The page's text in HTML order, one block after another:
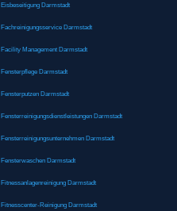
Eisbeseitigung Darmstadt
Fachreinigungsservice Darmstadt
Facility Management Darmstadt
Fensterpflege Darmstadt
Fensterputzen Darmstadt
Fensterreinigungsdienstleistungen Darmstadt
Fensterreinigungsunternehmen Darmstadt
Fensterwaschen Darmstadt
Fitnessanlagenreinigung Darmstadt
Fitnesscenter-Reinigung Darmstadt